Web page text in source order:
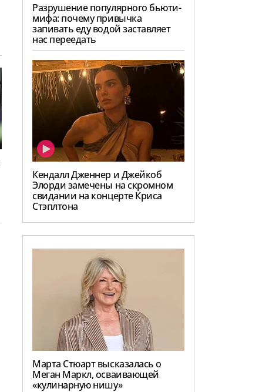
Разрушение популярного бьюти-
мифа: почему привычка
запивать еду водой заставляет
нас переедать
Кендалл Дженнер и Джейкоб
Элорди замечены на скромном
свидании на концерте Криса
Стэплтона
Марта Стюарт высказалась о
Меган Маркл, осваивающей
«кулинарную нишу»